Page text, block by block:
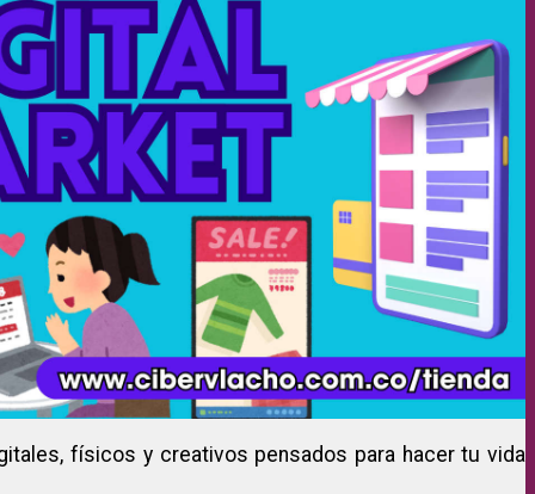
físicos y creativos pensados para hacer tu vida